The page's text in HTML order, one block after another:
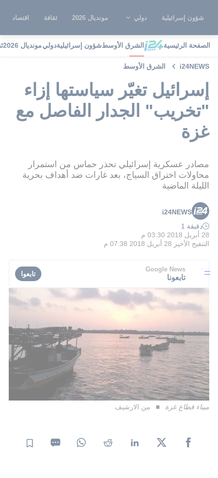
شؤون إسرائيلية دولي مونديال 2026 ثقافة اقتصاد
الصفحة الرئيسية الشرق الأوسطشؤون إسرائيليةدوليمونديال 2026
i24NEWS الشرق الأوسط
إسرائيل تغيّر سياستها إزاء
"تخريب" الجدار الفاصل مع
غزة
مصادر عسكرية إسرائيلي تحذر حماس من استمرار
محاولات اختراق السياج، بعد غارات ضد أهداف بحرية
الليلة الماضية
i24NEWS
دقيقة 1
28 أبريل 2018 03:30 م
التنقيح الأخير 28 أبريل 2018 07:38 م
Google News
تابعونا تابعوا
ميناء قطاع غزة من الارشيف